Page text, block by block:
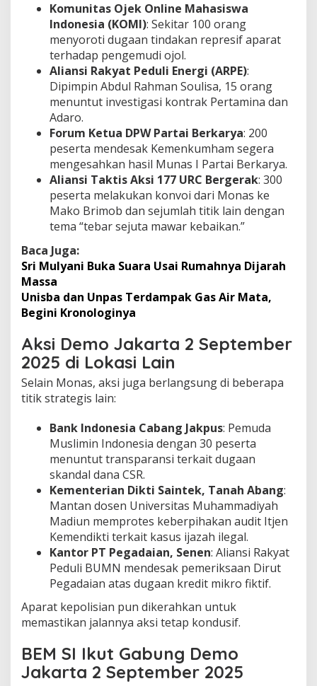
Komunitas Ojek Online Mahasiswa
Indonesia (KOMI): Sekitar 100 orang
menyoroti dugaan tindakan represif aparat
terhadap pengemudi ojol.
Aliansi Rakyat Peduli Energi (ARPE):
Dipimpin Abdul Rahman Soulisa, 15 orang
menuntut investigasi kontrak Pertamina dan
Adaro.
Forum Ketua DPW Partai Berkarya: 200
peserta mendesak Kemenkumham segera
mengesahkan hasil Munas I Partai Berkarya.
Aliansi Taktis Aksi 177 URC Bergerak: 300
peserta melakukan konvoi dari Monas ke
Mako Brimob dan sejumlah titik lain dengan
tema “tebar sejuta mawar kebaikan.”
Baca Juga:
Sri Mulyani Buka Suara Usai Rumahnya Dijarah
Massa
Unisba dan Unpas Terdampak Gas Air Mata,
Begini Kronologinya
Aksi Demo Jakarta 2 September
2025 di Lokasi Lain
Selain Monas, aksi juga berlangsung di beberapa
titik strategis lain:
Bank Indonesia Cabang Jakpus: Pemuda
Muslimin Indonesia dengan 30 peserta
menuntut transparansi terkait dugaan
skandal dana CSR.
Kementerian Dikti Saintek, Tanah Abang:
Mantan dosen Universitas Muhammadiyah
Madiun memprotes keberpihakan audit Itjen
Kemendikti terkait kasus ijazah ilegal.
Kantor PT Pegadaian, Senen: Aliansi Rakyat
Peduli BUMN mendesak pemeriksaan Dirut
Pegadaian atas dugaan kredit mikro fiktif.
Aparat kepolisian pun dikerahkan untuk
memastikan jalannya aksi tetap kondusif.
BEM SI Ikut Gabung Demo
Jakarta 2 September 2025